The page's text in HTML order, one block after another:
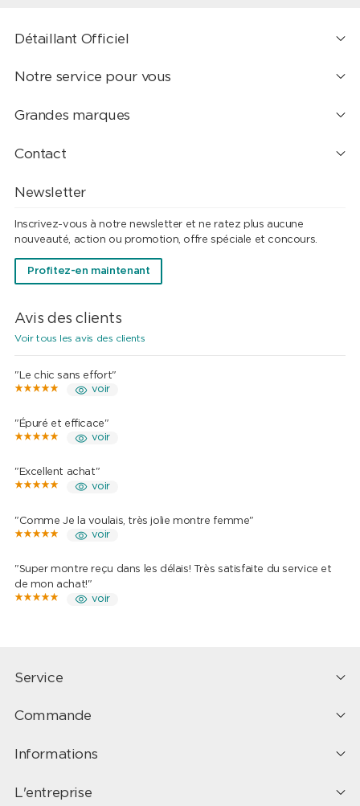
Détaillant Officiel
Notre service pour vous
Grandes marques
Contact
Newsletter
Inscrivez-vous à notre newsletter et ne ratez plus aucune
nouveauté, action ou promotion, offre spéciale et concours.
Profitez-en maintenant
Avis des clients
Voir tous les avis des clients
"Le chic sans effort"
voir
"Épuré et efficace"
voir
"Excellent achat"
voir
"Comme Je la voulais, très jolie montre femme"
voir
"Super montre reçu dans les délais! Très satisfaite du service et
de mon achat!"
voir
Service
Commande
Informations
L'entreprise